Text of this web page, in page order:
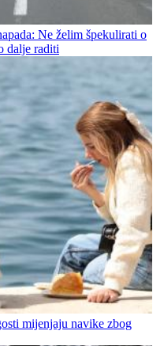
Ne želim špekulirati o
dalje raditi
mijenjaju navike zbog